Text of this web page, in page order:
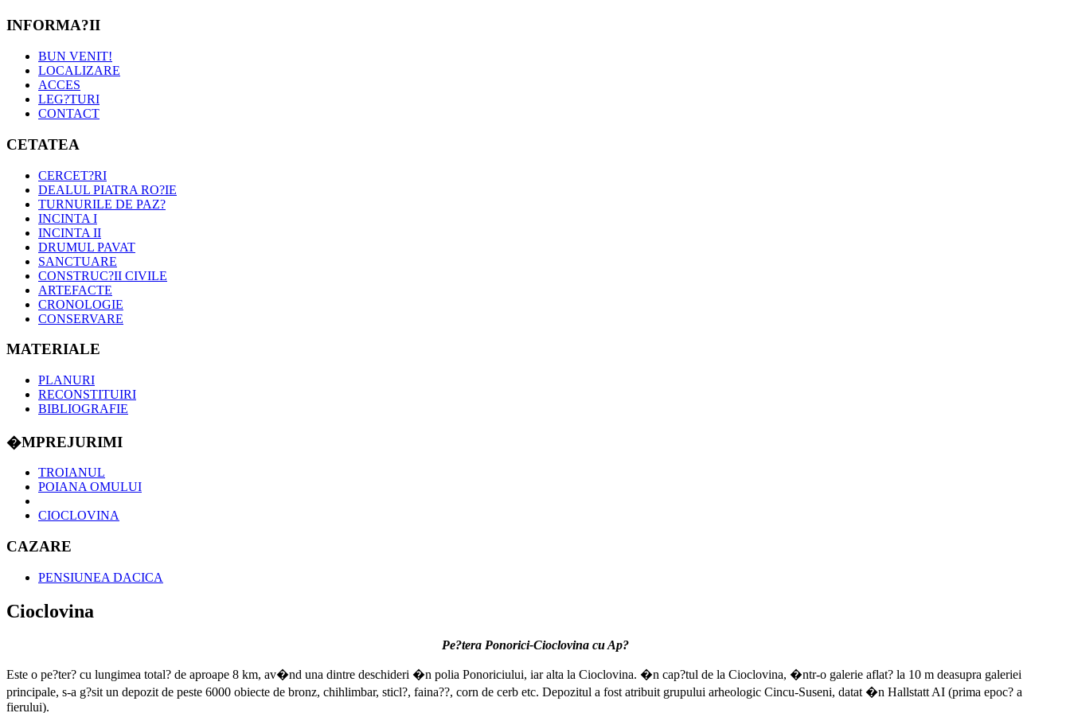
INFORMA?II
BUN VENIT!
LOCALIZARE
ACCES
LEG?TURI
CONTACT
CETATEA
CERCET?RI
DEALUL PIATRA RO?IE
TURNURILE DE PAZ?
INCINTA I
INCINTA II
DRUMUL PAVAT
SANCTUARE
CONSTRUC?II CIVILE
ARTEFACTE
CRONOLOGIE
CONSERVARE
MATERIALE
PLANURI
RECONSTITUIRI
BIBLIOGRAFIE
�MPREJURIMI
TROIANUL
POIANA OMULUI
CIOCLOVINA
CAZARE
PENSIUNEA DACICA
Cioclovina
Pe?tera Ponorici-Cioclovina cu Ap?
Este o pe?ter? cu lungimea total? de aproape 8 km, av�nd una dintre deschideri �n polia Ponoriciului, iar alta la Cioclovina. �n cap?tul de la Cioclovina, �ntr-o galerie aflat? la 10 m deasupra galeriei
principale, s-a g?sit un depozit de peste 6000 obiecte de bronz, chihlimbar, sticl?, faina??, corn de cerb etc. Depozitul a fost atribuit grupului arheologic Cincu-Suseni, datat �n Hallstatt AI (prima epoc? a
fierului).